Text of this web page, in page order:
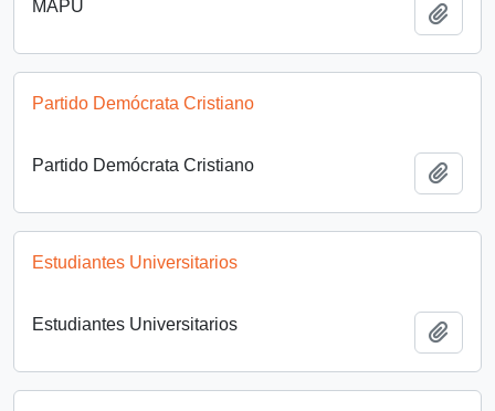
MAPU
Partido Demócrata Cristiano
Partido Demócrata Cristiano
Estudiantes Universitarios
Estudiantes Universitarios